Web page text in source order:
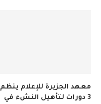
معهد الجزيرة للإعلام ينظم
3 دورات لتأهيل النشء في